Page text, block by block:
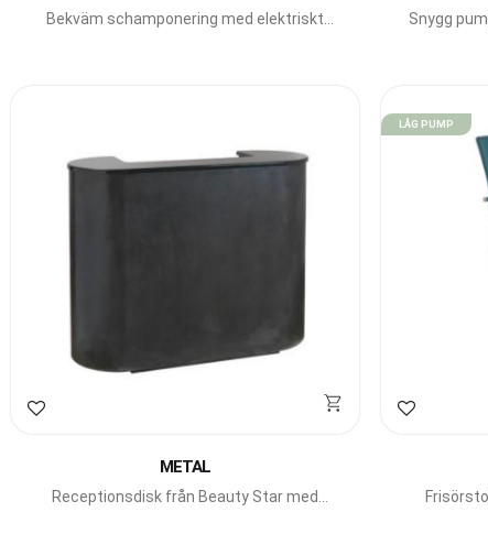
Bekväm schamponering med elektriskt
Snygg
Lägg till i favoriter
METAL
Receptionsdisk från Beauty Star med
Lägg till i
LÅG PUMP